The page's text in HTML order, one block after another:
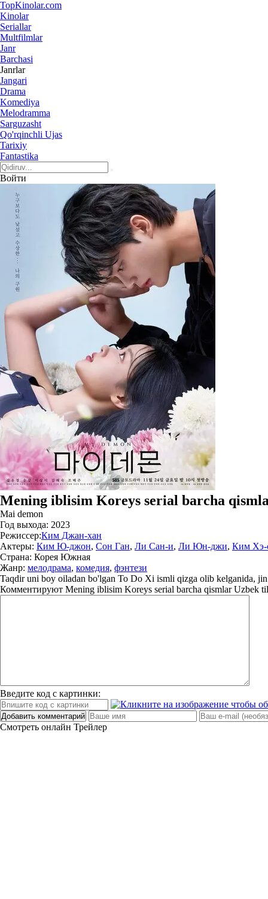
TopKinolar.com
Kinolar
Seriallar
Multfilmlar
Janr
Barchasi
Janrlar
Jangari
Drama
Komediya
Melodramma
Sarguzasht
Qo'rqinchli Ujas
Tarixiy
Fantastika
Войти
Mening iblisim Koreys serial barcha
Mai demon
Год выхода: 2023
Режиссер:Ким Джан-хан
Актеры: Ким Ю-джон, Сон Ган, Ли Сан-и, Ли Юн-джи, Ким Хэ-
Страна: Корея Южная
Жанр: мелодрама, комедия, фэнтези
Taqdir uni boy oiladan bo'lgan To Do Xi ismli qizga olib kelganida,
Комментируют Mening iblisim Koreys serial barcha qismlar Uzbek
Введите код с картинки:
Добавить комментарий
Смотреть онлайн Трейлер